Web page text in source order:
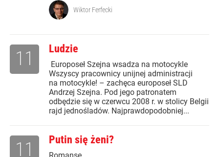
Wiktor Ferfecki
Ludzie
Europoseł Szejna wsadza na motocykle
Wszyscy pracownicy unijnej administracji
na motocykle! – zachęca europoseł SLD
Andrzej Szejna. Pod jego patronatem
odbędzie się w czerwcu 2008 r. w stolicy Belgii
rajd jednośladów. Najprawdopodobniej...
11
Putin się żeni?
11